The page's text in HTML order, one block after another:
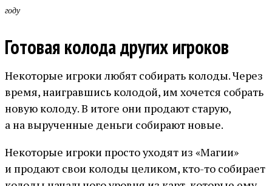
году
Готовая колода других игроков
Некоторые игроки любят собирать колоды. Через
время, наигравшись колодой, им хочется собрать
новую колоду. В итоге они продают старую,
а на вырученные деньги собирают новые.
Некоторые игроки просто уходят из «Магии»
и продают свои колоды целиком, кто-то собирает